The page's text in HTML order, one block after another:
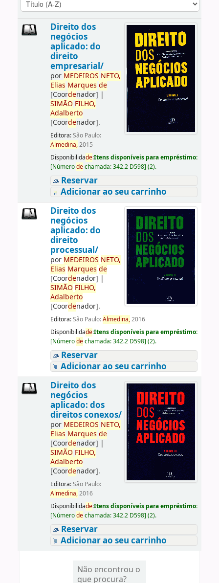
Direito dos
negócios
aplicado: do
direito
empresarial/
por MEDEIROS NETO,
Elias Marques de
[Coordenador] |
SIMÃO FILHO,
Adalberto
[Coordenador].
Editora:São Paulo:
Almedina,2015
Disponibilidade:Itens disponíveis para empréstimo:
[Númerodechamada:342.2 D598] (2).
Reservar
Adicionar ao seu carrinho
Direito dos
negócios
aplicado: do
direito
processual/
por MEDEIROS NETO,
Elias Marques de
[Coordenador] |
SIMÃO FILHO,
Adalberto
[Coordenador].
Editora:São Paulo:Almedina,2016
Disponibilidade:Itens disponíveis para empréstimo:
[Númerodechamada:342.2 D598] (2).
Reservar
Adicionar ao seu carrinho
Direito dos
negócios
aplicado: dos
direitos conexos/
por MEDEIROS NETO,
Elias Marques de
[Coordenador] |
SIMÃO FILHO,
Adalberto
[Coordenador].
Editora:São Paulo:
Almedina,2016
Disponibilidade:Itens disponíveis para empréstimo:
[Númerodechamada:342.2 D598] (2).
Reservar
Adicionar ao seu carrinho
Não encontrou o
que procura?